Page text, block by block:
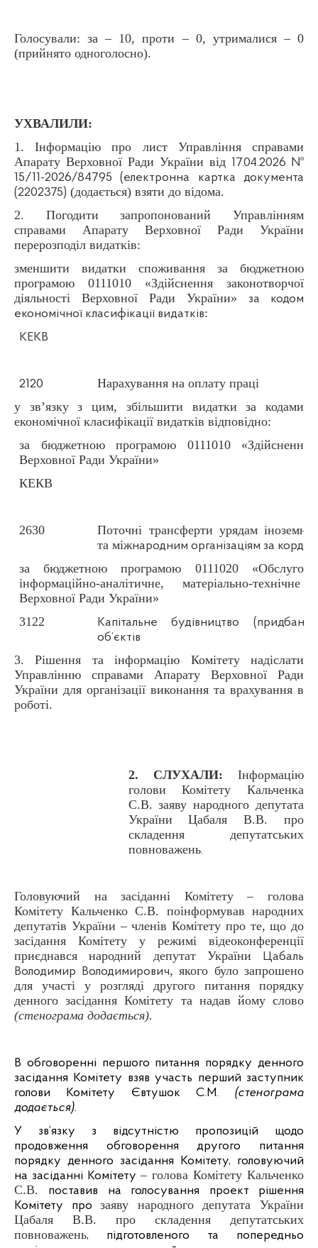
Голосували: за – 10, проти – 0, утрималися – 0
(прийнято одноголосно).
УХВАЛИЛИ:
1. Інформацію про
лист Управління справами
Апарату Верховної Ради України від 17.04.2026 №
15/11-2026/84795 (електронна картка документа
(2202375) (додається) взяти до відома.
2. Погодити запропонований Управлінням
справами Апарату Верховної Ради України
перерозподіл видатків:
зменшити видатки споживання за бюджетною
програмою 0111010 «Здійснення законотворчої
діяльності Верховної Ради України» за кодом
економічної класифікації видатків:
КЕКВ
2120
Нарахування на оплату праці
у зв’язку з цим, збільшити видатки за кодами
економічної класифікації видатків відповідно:
за бюджетною програмою 0111010 «Здійснення
Верховної Ради України»
КЕКВ
2630
Поточні трансферти урядам
та міжнародним організаціям за кордон
за бюджетною програмою 0111020
інформаційно-аналітичне, матеріально-технічне
Верховної Ради України»
3122
Капітальне будівництво
об’єктів
3. Рішення та інформацію Комітету надіслати
Управлінню справами Апарату Верховної Ради
України для організації виконання та врахування в
роботі.
2. СЛУХАЛИ: Інформацію
голови Комітету Кальченка
С.В. заяву народного депутата
України Цабаля В.В. про
складення депутатських
повноважень.
Головуючий на засіданні Комітету – голова
Комітету Кальченко С.В. поінформував народних
депутатів України – членів Комітету про те, що до
засідання Комітету у режимі відеоконференції
приєднався народний депутат України
Цабаль
Володимир Володимирович, якого було запрошено
для участі у розгляді другого питання порядку
денного засідання Комітету та надав йому слово
(стенограма додається).
В обговоренні першого питання порядку денного
засідання Комітету взяв участь перший заступник
голови Комітету Євтушок С.М. (стенограма
додається).
У зв’язку з відсутністю пропозицій щодо
продовження обговорення другого питання
порядку денного засідання Комітету, головуючий
на засіданні Комітету – голова Комітету Кальченко
С.В. поставив на голосування проект рішення
Комітету прозаяву народного депутата України
Цабаля В.В. про складення депутатських
повноважень, підготовленого та попередньо